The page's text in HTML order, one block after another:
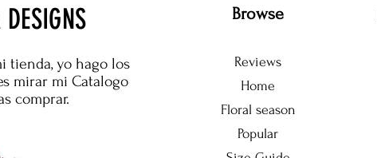
tienda, yo hago los
mirar mi Catalogo
comprar.
Browse
Reviews
Home
Floral season
Popular